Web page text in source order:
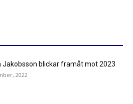
Jakobsson blickar framåt mot 2023
2022